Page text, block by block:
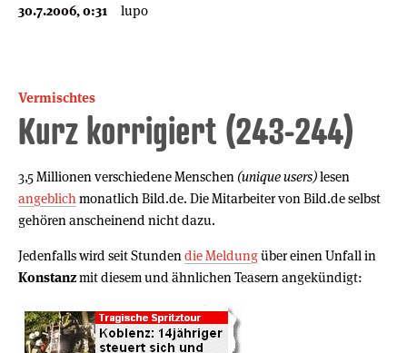
30.7.2006, 0:31 lupo
Vermischtes
Kurz korrigiert (243-244)
3,5 Millionen verschiedene Menschen (unique users)lesen
angeblich monatlich Bild.de. Die Mitarbeiter von Bild.de selbst
gehören anscheinend nicht dazu.
Jedenfalls wird seit Stunden die Meldungüber einen Unfall in
Konstanzmit diesem und ähnlichen Teasern angekündigt: